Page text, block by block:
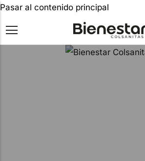
Pasar al contenido principal